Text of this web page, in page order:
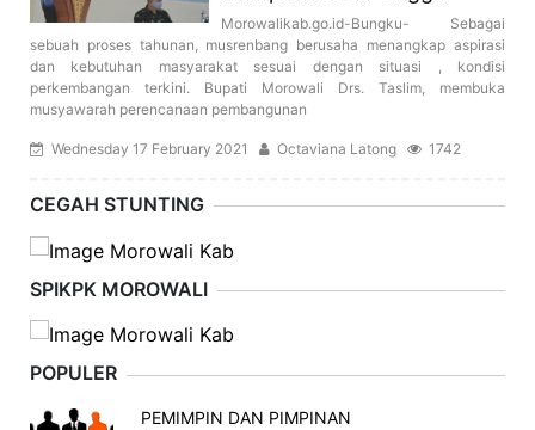
Morowalikab.go.id-Bungku- Sebagai
sebuah proses tahunan, musrenbang berusaha menangkap aspirasi
dan kebutuhan masyarakat sesuai dengan situasi , kondisi
perkembangan terkini. Bupati Morowali Drs. Taslim, membuka
musyawarah perencanaan pembangunan
Wednesday 17 February 2021 Octaviana Latong 1742
CEGAH STUNTING
SPIKPK MOROWALI
POPULER
PEMIMPIN DAN PIMPINAN